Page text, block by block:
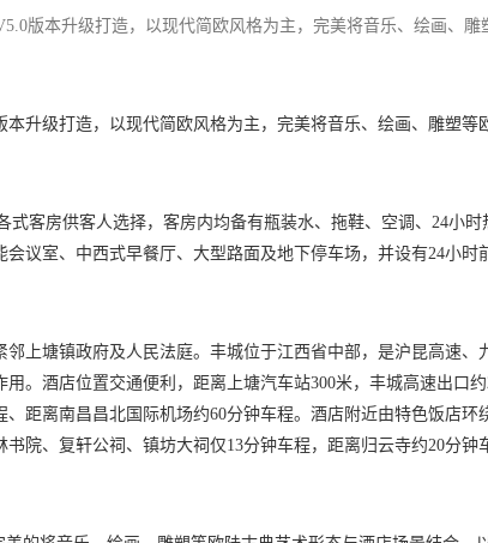
版本升级打造，以现代简欧风格为主，完美将音乐、绘画、雕
升级打造，以现代简欧风格为主，完美将音乐、绘画、雕塑等
客房供客人选择，客房内均备有瓶装水、拖鞋、空调、24小时
议室、中西式早餐厅、大型路面及地下停车场，并设有24小时
上塘镇政府及人民法庭。丰城位于江西省中部，是沪昆高速、
。酒店位置交通便利，距离上塘汽车站300米，丰城高速出口约
距离南昌昌北国际机场约60分钟车程。酒店附近由特色饭店环
院、复轩公祠、镇坊大祠仅13分钟车程，距离归云寺约20分钟